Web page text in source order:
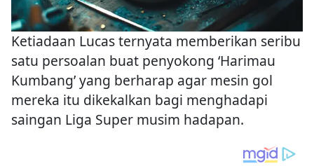
Ketiadaan Lucas ternyata memberikan seribu
satu persoalan buat penyokong ‘Harimau
Kumbang’ yang berharap agar mesin gol
mereka itu dikekalkan bagi menghadapi
saingan Liga Super musim hadapan.